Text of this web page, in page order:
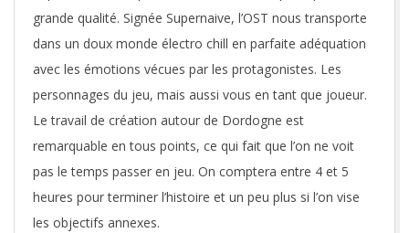
grande qualité. Signée Supernaive, l’OST nous transporte
dans un doux monde électro chill en parfaite adéquation
avec les émotions vécues par les protagonistes. Les
personnages du jeu, mais aussi vous en tant que joueur.
Le travail de création autour de Dordogne est
remarquable en tous points, ce qui fait que l’on ne voit
pas le temps passer en jeu. On comptera entre 4 et 5
heures pour terminer l’histoire et un peu plus si l’on vise
les objectifs annexes.